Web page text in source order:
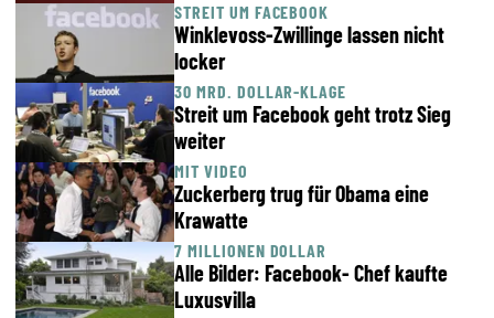
STREIT UM FACEBOOK
Winklevoss-Zwillinge lassen nicht
locker
30 MRD. DOLLAR-KLAGE
Streit um Facebook geht trotz Sieg
weiter
MIT VIDEO
Zuckerberg trug für Obama eine
Krawatte
7 MILLIONEN DOLLAR
Alle Bilder: Facebook- Chef kaufte
Luxusvilla